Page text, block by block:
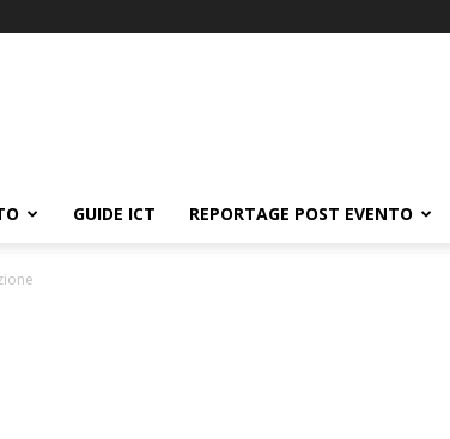
GUIDE ICT REPORTAGE POST EVENTO